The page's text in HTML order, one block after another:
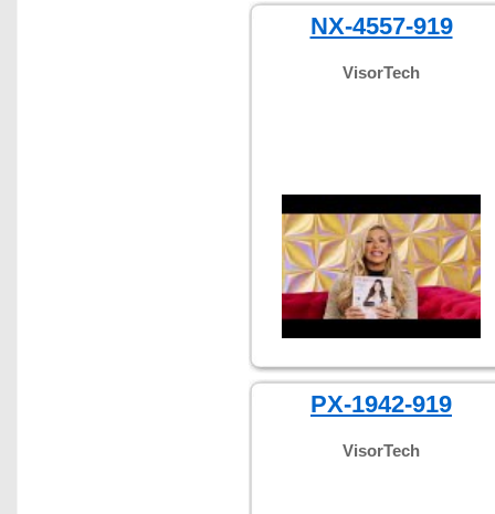
NX-4557-919
VisorTech
PX-1942-919
VisorTech